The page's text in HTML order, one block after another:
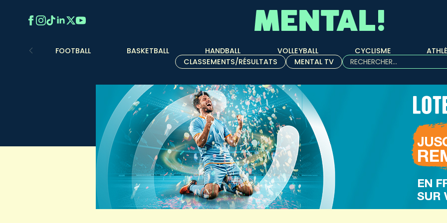
FOOTBALL BASKETBALL HANDBALL VOLLEYBALL CYCLISME
CLASSEMENTS/RÉSULTATS
MENTAL TV
Rechercher :